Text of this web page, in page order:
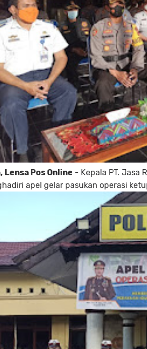
Lensa Pos Online - Kepala PT. Jasa
apel gelar pasukan operasi